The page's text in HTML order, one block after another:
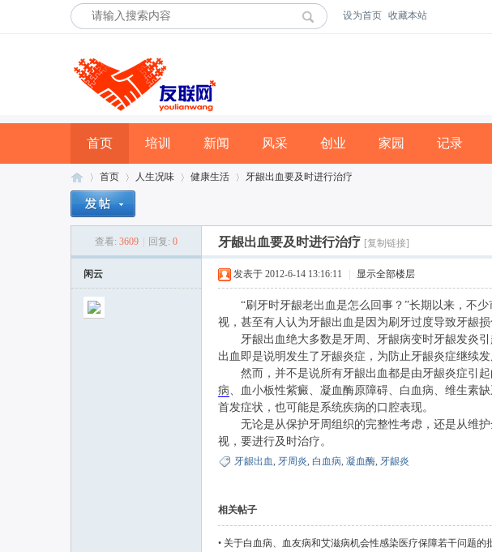
设为首页 收藏本站
首页 培训 新闻 风采 创业 家园 记录
首页
›
人生况味
›
健康生活
›
牙龈出血要及时进行治疗
查看: 3609 回复: 0 牙龈出血要及时进行治疗 [复制链接]
闲云 发表于 2012-6-14 13:16:11 显示全部楼层
“刷牙时牙龈老出血是怎么回事？”长期以来，不少
视，甚至有人认为牙龈出血是因为刷牙过度导致牙龈
牙龈出血绝大多数是牙周、牙龈病变时牙龈发炎引
出血即是说明发生了牙龈炎症，为防止牙龈炎症继续
然而，并不是说所有牙龈出血都是由牙龈炎症引起
病、血小板性紫癜、凝血酶原障碍、白血病、维生素
首发症状，也可能是系统疾病的口腔表现。
无论是从保护牙周组织的完整性考虑，还是从维护
视，要进行及时治疗。
牙龈出血, 牙周炎, 白血病, 凝血酶, 牙龈炎
相关帖子
• 关于白血病、血友病和艾滋病机会性感染医疗保障若干问题的